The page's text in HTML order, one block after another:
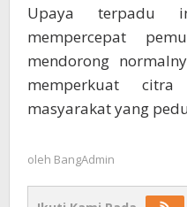
Upaya terpadu
mempercepat
mendorong
memperkuat
masyarakat yang
oleh BangAdmin